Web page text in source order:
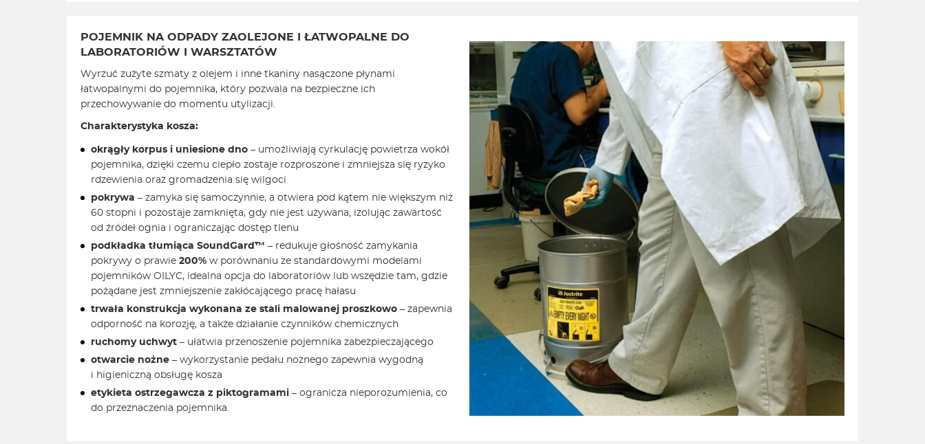
POJEMNIK NA ODPADY ZAOLEJONE I ŁATWOPALNE DO
LABORATORIÓW I WARSZTATÓW
Wyrzuć zużyte szmaty z olejem i inne tkaniny nasączone płynami
łatwopalnymi do pojemnika, który pozwala na bezpieczne ich
przechowywanie do momentu utylizacji.
Charakterystyka kosza:
okrągły korpus i uniesione dno – umożliwiają cyrkulację powietrza wokół
pojemnika, dzięki czemu ciepło zostaje rozproszone i zmniejsza się ryzyko
rdzewienia oraz gromadzenia się wilgoci
pokrywa – zamyka się samoczynnie, a otwiera pod kątem nie większym niż
60 stopni i pozostaje zamknięta, gdy nie jest używana, izolując zawartość
od źródeł ognia i ograniczając dostęp tlenu
podkładka tłumiąca SoundGard™ – redukuje głośność zamykania
pokrywy o prawie 200% w porównaniu ze standardowymi modelami
pojemników OILYC, idealna opcja do laboratoriów lub wszędzie tam, gdzie
pożądane jest zmniejszenie zakłócającego pracę hałasu
trwała konstrukcja wykonana ze stali malowanej proszkowo – zapewnia
odporność na korozję, a także działanie czynników chemicznych
ruchomy uchwyt – ułatwia przenoszenie pojemnika zabezpieczającego
otwarcie nożne – wykorzystanie pedału nożnego zapewnia wygodną
i higieniczną obsługę kosza
etykieta ostrzegawcza z piktogramami – ogranicza nieporozumienia, co
do przeznaczenia pojemnika.